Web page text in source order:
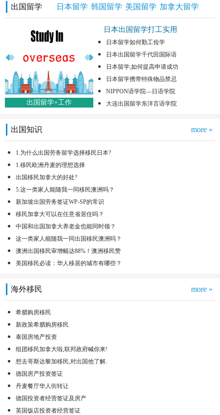
出国留学 日本留学 韩国留学 美国留学 加拿大留学 澳洲
出国留学+工作
日本出国留学打工实用
日本留学如何勤工俭学
日本出国留学千代田国际语
日本留学,如何提高申请成功
日本留学携带特殊物品禁忌
NIPPON语学院—日语学院
大连出国留学东洋言语学院
出国知识 more »
1.为什么出国劳务留学选择移民日本?
1.移民欧洲丹麦的理想选择
出国移民加拿大的好处?
5.这一类家人能随我一同移民澳洲吗？
新加坡出国劳务签证WP-SP的常识
移民加拿大可以在任意省居住吗？
中国和出国加拿大养老金也能同时领？
这一类家人能随我一同出国移民澳洲吗？
澳洲出国移民审增幅达88%！澳洲移民赞
美国移民必读：华人移居的城市有哪些？
海外移民 more »
希腊购房移民
新政策希腊购房移民
泰国房地产投资
组团移民加拿大啦,联邦政府喊你来!
想去哥斯达黎加移民,对出国他了解.
德国房产投资签证
丹麦餐厅华人街转让
德国投资者经营签证及房产
英国饭店投资者经营签证